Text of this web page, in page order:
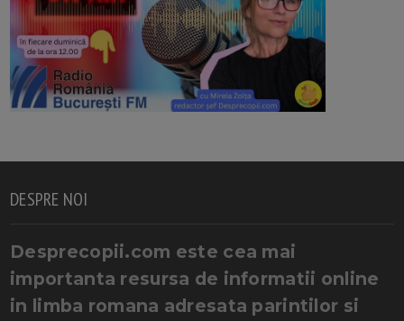
DESPRE NOI
Desprecopii.com este cea mai
importanta resursa de informatii online
in limba romana adresata parintilor si